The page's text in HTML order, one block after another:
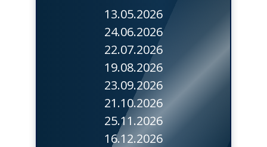
13.05.2026
24.06.2026
22.07.2026
19.08.2026
23.09.2026
21.10.2026
25.11.2026
16.12.2026